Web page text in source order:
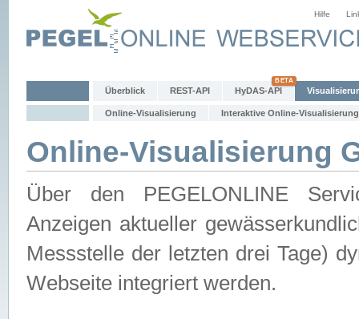
Hilfe
Überblick REST-API HyDAS-API
Online-Visualisierung Interaktive Online-Visualisierung
Online-Visualisierung
Über den PEGELONLINE
Anzeigen aktueller
Messstelle der letzten drei Tage)
Webseite integriert werden.